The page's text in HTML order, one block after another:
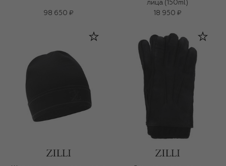
98 650 ₽
лица (150ml)
18 950 ₽